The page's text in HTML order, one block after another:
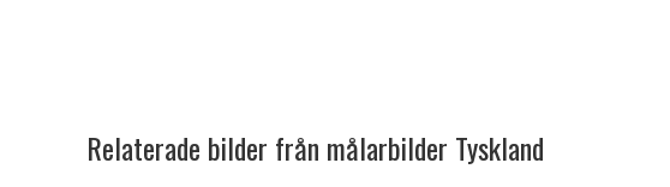
Relaterade bilder från målarbilder Tyskland